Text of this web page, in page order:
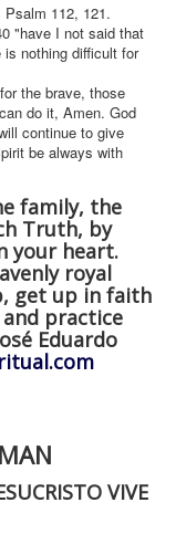
112, 121.
"have I not said that
nothing difficult for
the brave, those
do it, Amen. God
continue to give
be always with
family, the
Truth, by
your heart.
royal
get up in faith
practice
Eduardo
VIVE